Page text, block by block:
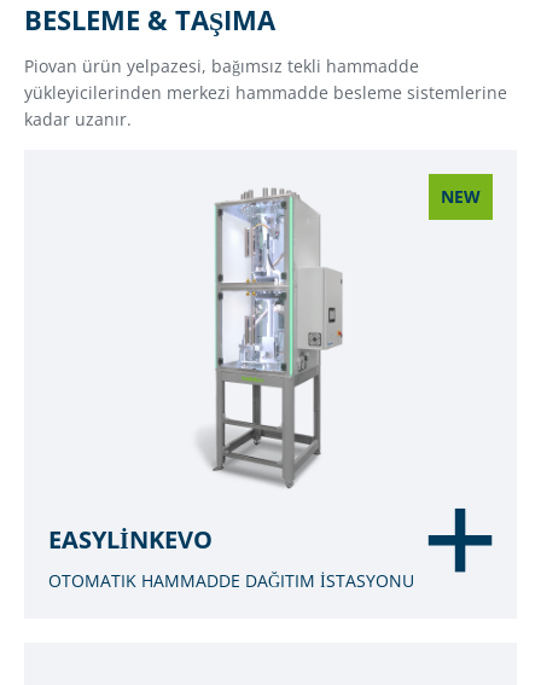
BESLEME & TAŞIMA
Piovan ürün yelpazesi, bağımsız tekli hammadde
yükleyicilerinden merkezi hammadde besleme sistemlerine
kadar uzanır.
NEW
EASYLINKEVO
OTOMATIK HAMMADDE DAĞITIM İSTASYONU